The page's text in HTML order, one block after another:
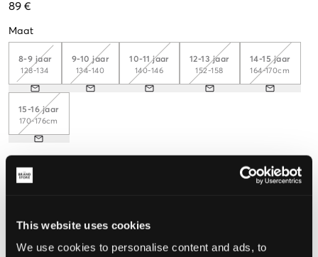
This website uses cookies
We use cookies to personalise content and ads, to
89 €
Maat
8-9 jaar
128-134
9-10 jaar
134-140
10-11 jaar
140-146
12-13 jaar
152-158
14-15 jaar
164-170cm
15-16 jaar
170-176cm
De maat lijkt